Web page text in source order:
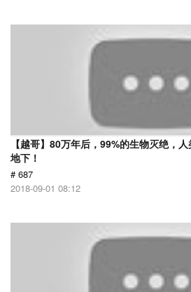
【越哥】80万年后，99%的生物灭绝，
地下！
# 687
2018-09-01 08:12